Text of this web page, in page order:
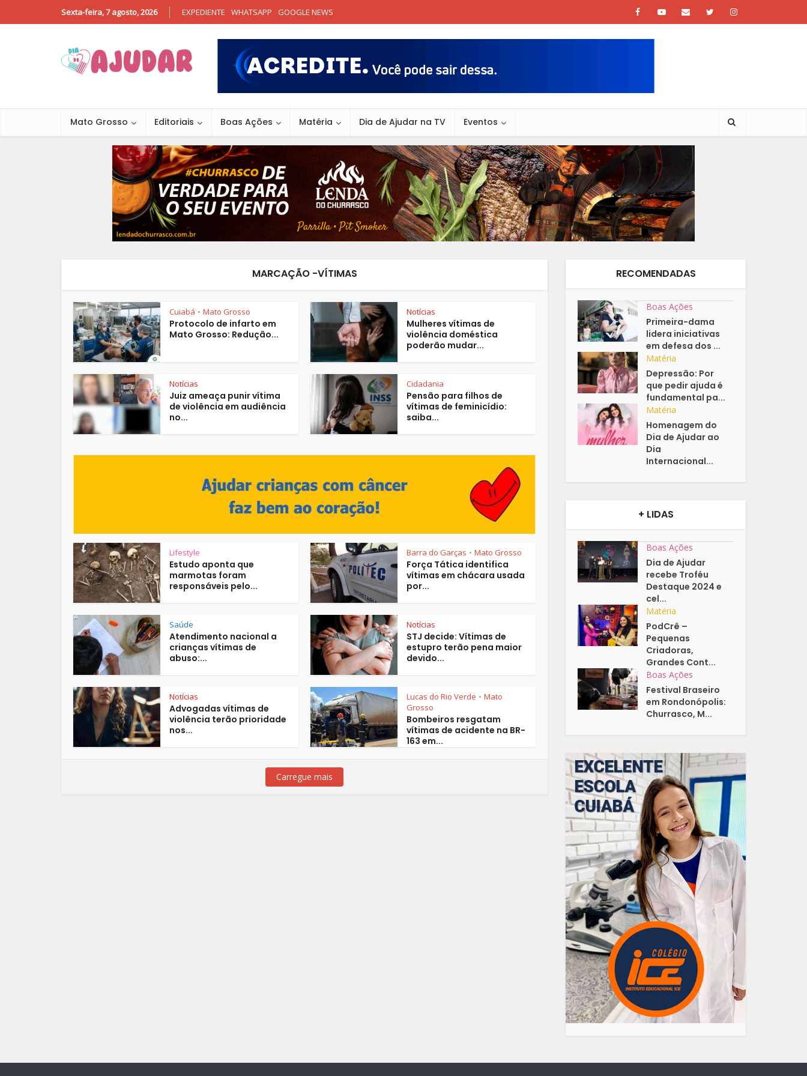
Sexta-feira, 7 agosto, 2026 EXPEDIENTE WHATSAPP GOOGLE NEWS
Mato Grosso Editoriais Boas Ações Matéria Dia de Ajudar na TV Eventos
MARCAÇÃO -VÍTIMAS
Cuiabá • Mato Grosso
Protocolo de infarto em
Mato Grosso: Redução...
Notícias
Mulheres vítimas de
violência doméstica
poderão mudar...
Notícias
Juiz ameaça punir vítima
de violência em audiência
no...
Cidadania
Pensão para filhos de
vítimas de feminicídio:
saiba...
Lifestyle
Estudo aponta que
marmotas foram
responsáveis pelo...
Barra do Garças • Mato Grosso
Força Tática identifica
vítimas em chácara usada
por...
Saúde
Atendimento nacional a
crianças vítimas de
abuso:...
Notícias
STJ decide: Vítimas de
estupro terão pena maior
devido...
Notícias
Advogadas vítimas de
violência terão prioridade
nos...
Lucas do Rio Verde • Mato
Grosso
Bombeiros resgatam
vítimas de acidente na BR-
163 em...
Carregue mais
RECOMENDADAS
Boas Ações
Primeira-dama
lidera iniciativas
em defesa dos ...
Matéria
Depressão: Por
que pedir ajuda é
fundamental pa...
Matéria
Homenagem do
Dia de Ajudar ao
Dia
Internacional...
+ LIDAS
Boas Ações
Dia de Ajudar
recebe Troféu
Destaque 2024 e
cel...
Matéria
PodCrê –
Pequenas
Criadoras,
Grandes Cont...
Boas Ações
Festival Braseiro
em Rondonópolis:
Churrasco, M...